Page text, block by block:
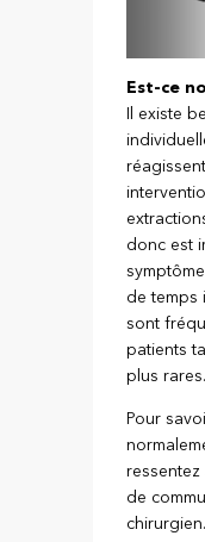
Est-ce
Il existe
donc est
de temps
sont
patients
plus rares.
Pour
de